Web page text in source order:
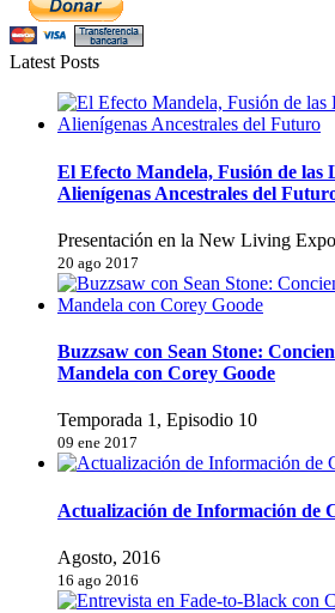
Latest Posts
El Efecto Mandela, Fusión de las
Alienígenas Ancestrales del
Presentación en la New Living
20 ago 2017
Buzzsaw con Sean Stone:
Mandela con Corey Goode
Temporada 1, Episodio 10
09 ene 2017
Actualización de Información de
Agosto, 2016
16 ago 2016